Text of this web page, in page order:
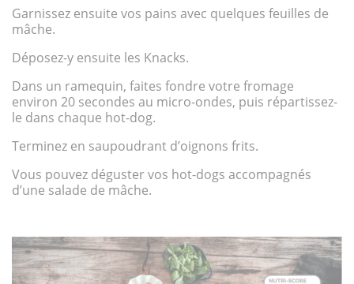
Garnissez ensuite vos pains avec quelques feuilles de
mâche.
Déposez-y ensuite les Knacks.
Dans un ramequin, faites fondre votre fromage
environ 20 secondes au micro-ondes, puis répartissez-
le dans chaque hot-dog.
Terminez en saupoudrant d’oignons frits.
Vous pouvez déguster vos hot-dogs accompagnés
d’une salade de mâche.